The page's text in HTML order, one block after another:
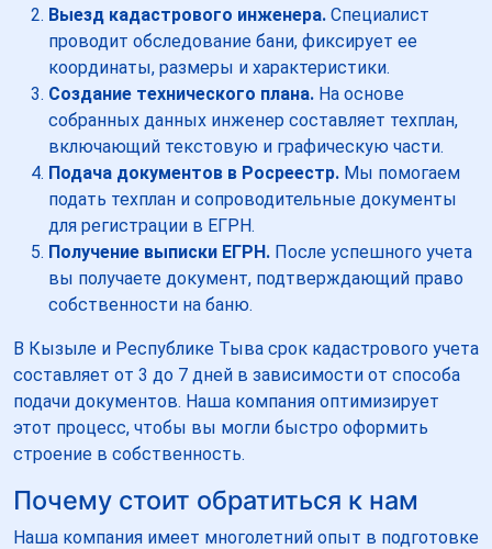
Выезд кадастрового инженера. Специалист
проводит обследование бани, фиксирует ее
координаты, размеры и характеристики.
Создание технического плана. На основе
собранных данных инженер составляет техплан,
включающий текстовую и графическую части.
Подача документов в Росреестр. Мы помогаем
подать техплан и сопроводительные документы
для регистрации в ЕГРН.
Получение выписки ЕГРН. После успешного учета
вы получаете документ, подтверждающий право
собственности на баню.
В Кызыле и Республике Тыва срок кадастрового учета
составляет от 3 до 7 дней в зависимости от способа
подачи документов. Наша компания оптимизирует
этот процесс, чтобы вы могли быстро оформить
строение в собственность.
Почему стоит обратиться к нам
Наша компания имеет многолетний опыт в подготовке